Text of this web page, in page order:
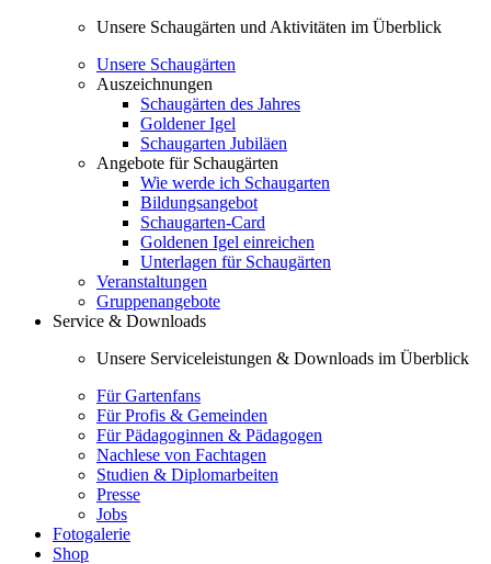
Unsere Schaugärten und Aktivitäten im Überblick
Unsere Schaugärten
Auszeichnungen
Schaugärten des Jahres
Goldener Igel
Schaugarten Jubiläen
Angebote für Schaugärten
Wie werde ich Schaugarten
Bildungsangebot
Schaugarten-Card
Goldenen Igel einreichen
Unterlagen für Schaugärten
Veranstaltungen
Gruppenangebote
Service & Downloads
Unsere Serviceleistungen & Downloads im Überblick
Für Gartenfans
Für Profis & Gemeinden
Für Pädagoginnen & Pädagogen
Nachlese von Fachtagen
Studien & Diplomarbeiten
Presse
Jobs
Fotogalerie
Shop